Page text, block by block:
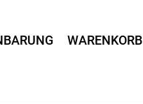
WARENKORB